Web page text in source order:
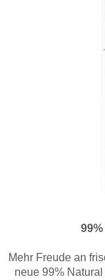
Mehr Freude an
neue 99%